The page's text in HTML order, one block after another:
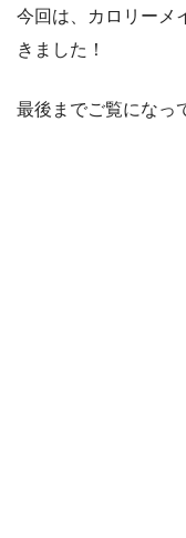
今回は、カロリーメ
きました！
最後までご覧になっ